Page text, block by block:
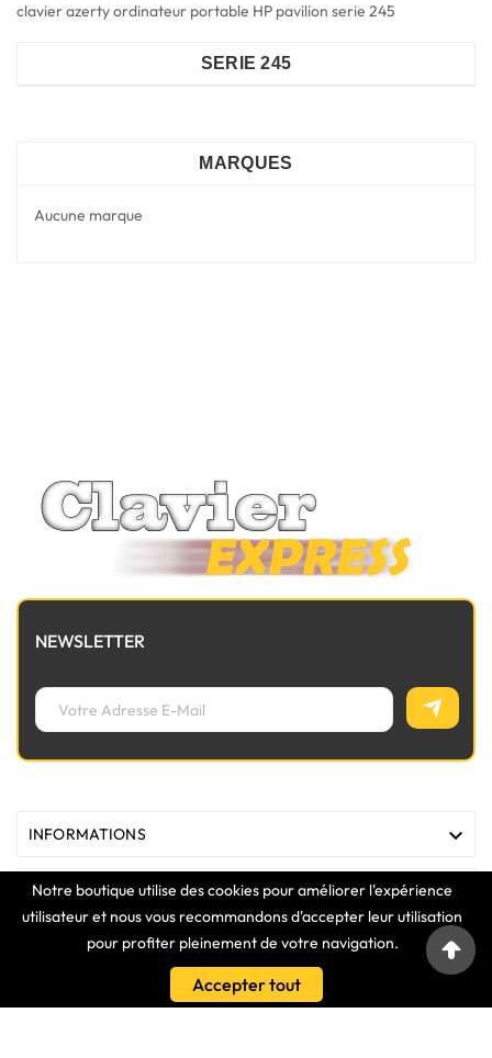
Notre boutique utilise des cookies pour améliorer l'expérience
utilisateur et nous vous recommandons d'accepter leur utilisation
pour profiter pleinement de votre navigation.
Accepter tout
clavier azerty ordinateur portable HP pavilion serie 245
SERIE 245
MARQUES
Aucune marque
NEWSLETTER
INFORMATIONS 
MAGASIN 

VOTRE COMPTE 